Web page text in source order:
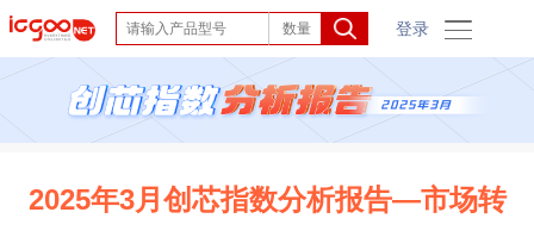
登录
2025年3月创芯指数分析报告—市场转